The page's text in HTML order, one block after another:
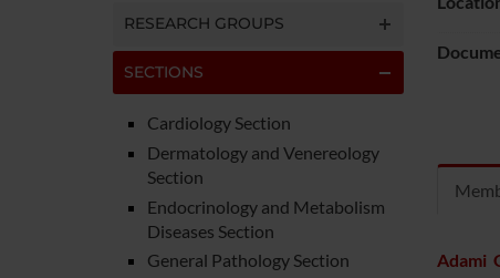
RESEARCH GROUPS
SECTIONS
Cardiology Section
Dermatology and Venereology
Section
Endocrinology and Metabolism
Diseases Section
General Pathology Section
Adami